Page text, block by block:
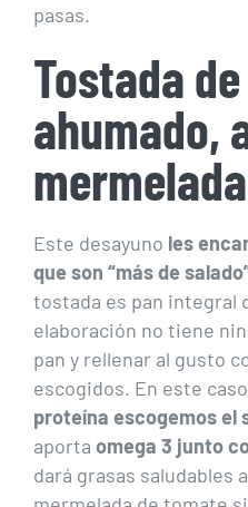
pasas.
Tostada
ahumado,
Este desayuno les
que son “más de
tostada es pan integral
elaboración no tiene
pan y rellenar al gusto
escogidos. En este
proteína escogemos el
aporta omega 3 junto
dará grasas saludables